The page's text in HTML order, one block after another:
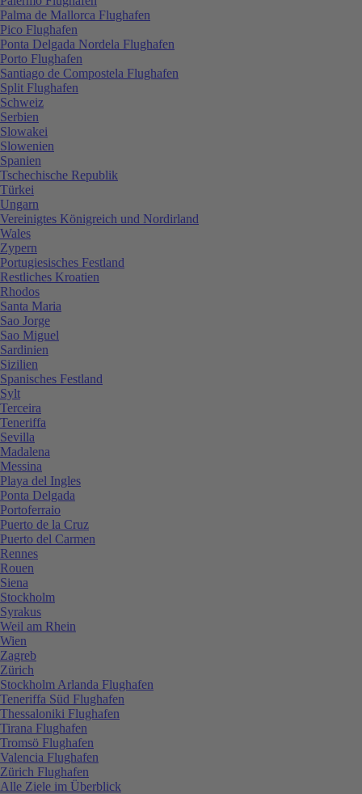
Palma de Mallorca Flughafen
Pico Flughafen
Ponta Delgada Nordela Flughafen
Porto Flughafen
Santiago de Compostela Flughafen
Split Flughafen
Schweiz
Serbien
Slowakei
Slowenien
Spanien
Tschechische Republik
Türkei
Ungarn
Vereinigtes Königreich und Nordirland
Wales
Zypern
Portugiesisches Festland
Restliches Kroatien
Rhodos
Santa Maria
Sao Jorge
Sao Miguel
Sardinien
Sizilien
Spanisches Festland
Sylt
Terceira
Teneriffa
Sevilla
Madalena
Messina
Playa del Ingles
Ponta Delgada
Portoferraio
Puerto de la Cruz
Puerto del Carmen
Rennes
Rouen
Siena
Stockholm
Syrakus
Weil am Rhein
Wien
Zagreb
Zürich
Stockholm Arlanda Flughafen
Teneriffa Süd Flughafen
Thessaloniki Flughafen
Tirana Flughafen
Tromsö Flughafen
Valencia Flughafen
Zürich Flughafen
Alle Ziele im Überblick